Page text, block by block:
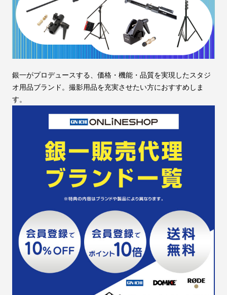
銀一がプロデュースする、価格・機能・品質を実現したスタジ
オ用品ブランド。撮影用品を充実させたい方におすすめしま
す。